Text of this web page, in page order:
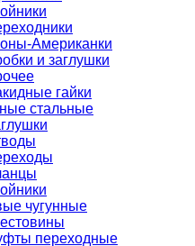
Американки
и заглушки
гайки
стальные
чугунные
переходные